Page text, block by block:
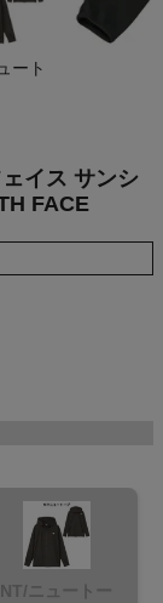
ート
イス サンシ
FACE
NT/ニュートー